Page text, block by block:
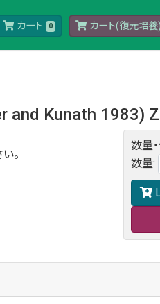
カート 0 カート(復元培養)
and Kunath 1983)
。
数量
数量: